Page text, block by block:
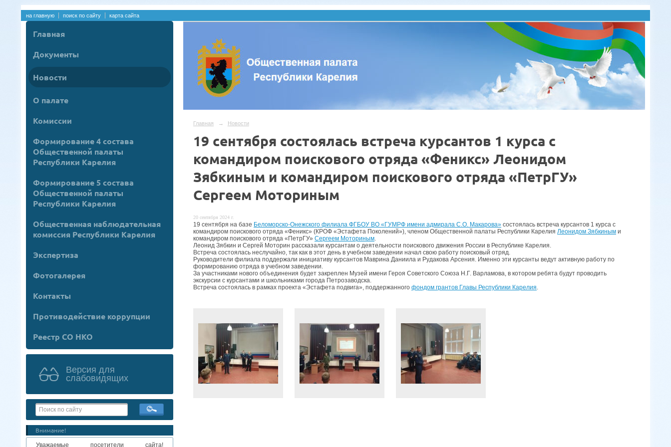
на главную поиск по сайту карта сайта
Главная
Документы
Новости
О палате
Комиссии
Формирование 4 состава
Общественной палаты
Республики Карелия
Формирование 5 состава
Общественной палаты
Республики Карелия
Общественная наблюдательная
комиссия Республики Карелия
Экспертиза
Фотогалерея
Контакты
Противодействие коррупции
Реестр СО НКО
Версия для
слабовидящих
Внимание!
Уважаемые посетители сайта!
Главная → Новости
19 сентября состоялась встреча курсантов 1 курса с
командиром поискового отряда «Феникс» Леонидом
Зябкиным и командиром поискового отряда «ПетрГУ»
Сергеем Моториным
20 сентября 2024 г.
19 сентября на базе Беломорско-Онежского филиала ФГБОУ ВО «ГУМРФ имени адмирала С.О. Макарова» состоялась встреча курсантов 1 курса с
командиром поискового отряда «Феникс» (КРОФ «Эстафета Поколений»), членом Общественной палаты Республики Карелия Леонидом Зябкиным и
командиром поискового отряда «ПетрГУ» Сергеем Моториным
Леонид Зябкин и Сергей Моторин рассказали курсантам о деятельности поискового движения России в Республике Карелия.
Встреча состоялась неслучайно, так как в этот день в учебном заведении начал свою работу поисковый отряд.
Руководители филиала поддержали инициативу курсантов Маврина Даниила и Рудакова Арсения. Именно эти курсанты ведут активную работу по
формированию отряда в учебном заведении.
За участниками нового объединения будет закреплен Музей имени Героя Советского Союза Н.Г. Варламова, в котором ребята будут проводить
экскурсии с курсантами и школьниками города Петрозаводска.
Встреча состоялась в рамках проекта «Эстафета подвига», поддержанного фондом грантов Главы Республики Карелия